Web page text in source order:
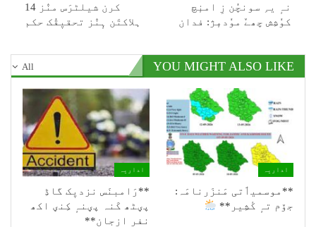
نہٕ یہِ سونچُن زِ امنٕچ
کوٗشِش چھےٚ موٗدمٕژ: فدان
کرن شیلٹرَس منٛز 14
ہلاکتَن ہٕنٛز تحقیٖقُک حکم
All YOU MIGHT ALSO LIKE
اداریہ
**موسمیٲتی مَنزَرنامَہ:
جۆم تہٕ کٔشِیر**
اداریہ
**رَامبنَس نزدیٖک گاڈِ
پؠٹھ کَنہ پؠنہٕ کِنؠ اکھ
نفر ازجان**